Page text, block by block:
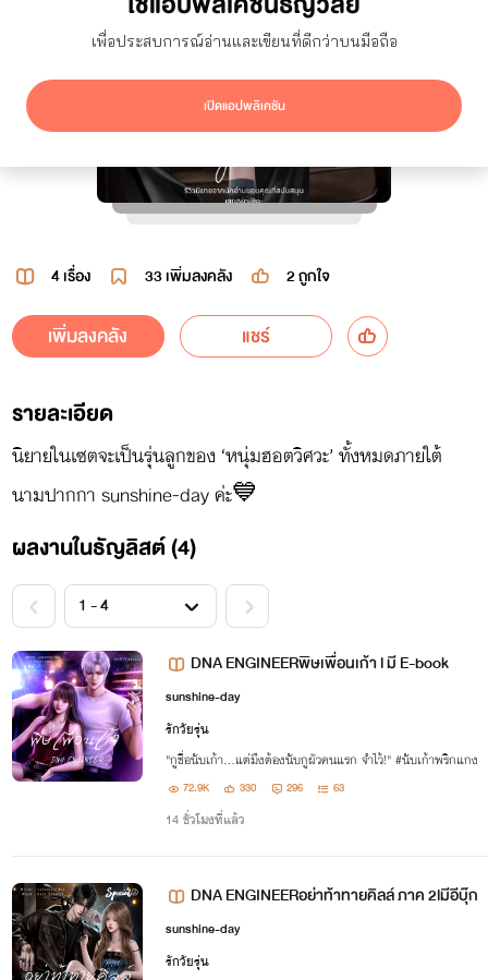
เพื่อประสบการณ์อ่านและเขียนที่ดีกว่าบนมือถือ
เปิดแอปพลิเคชัน
4 เรื่อง 33เพิ่มลงคลัง 2ถูกใจ
เพิ่มลงคลัง แชร์
รายละเอียด
นิยายในเซตจะเป็นรุ่นลูกของ ‘หนุ่มฮอตวิศวะ’ ทั้งหมดภายใต้
นามปากกา sunshine-day ค่ะ💙
ผลงานในธัญลิสต์ (4)
DNA ENGINEERพิษเพื่อนเก้า l มี E-book
sunshine-day
รักวัยรุ่น
"กูชื่อนับเก้า...แต่มึงต้องนับกูผัวคนแรก จำไว้!" #นับเก้าพริกแกง
72.9K 330 296 63
14 ชั่วโมงที่แล้ว
DNA ENGINEERอย่าท้าทายคิลล์ ภาค 2lมีอีบุ๊ก
sunshine-day
รักวัยรุ่น